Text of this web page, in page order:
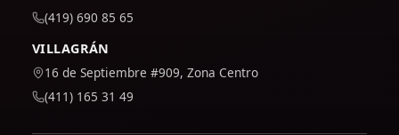
(419) 690 85 65
VILLAGRÁN
16 de Septiembre #909, Zona Centro
(411) 165 31 49